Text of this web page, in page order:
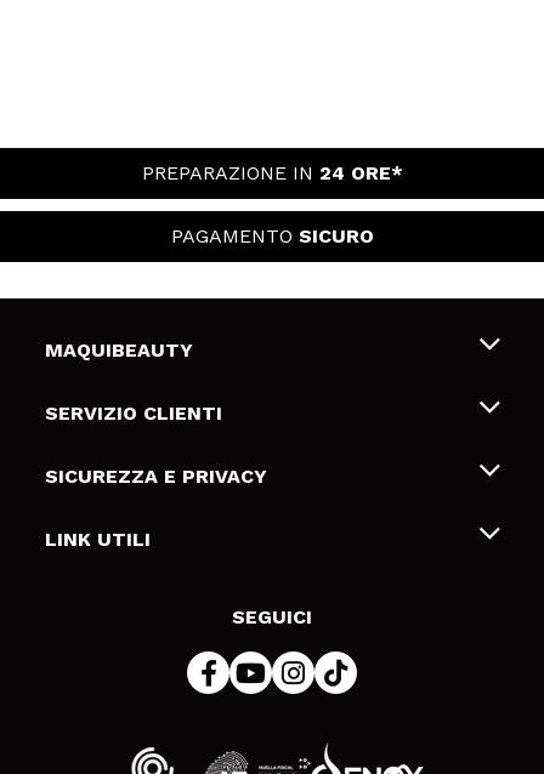
PREPARAZIONE IN 24 ORE*
PAGAMENTO SICURO
MAQUIBEAUTY
Chi siamo
Gift Cards
SERVIZIO CLIENTI
Spedizioni & Resi
Metodi di pagamamento
SICUREZZA E PRIVACY
Termini e condizioni
LINK UTILI
SEGUICI